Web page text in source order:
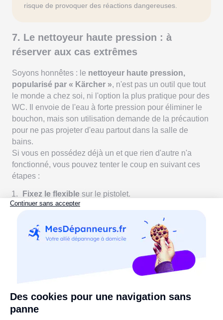
risque de provoquer des réactions dangereuses.
7. Le nettoyeur haute pression : à
réserver aux cas extrêmes
Soyons honnêtes : le nettoyeur haute pression,
popularisé par « Kärcher », n'est pas un outil que tout
le monde a chez soi, ni l'option la plus pratique pour des
WC. Il envoie de l'eau à forte pression pour éliminer le
bouchon, mais son utilisation demande de la précaution
pour ne pas projeter d'eau partout dans la salle de
bains.
Si vous en possédez déjà un et que rien d'autre n'a
fonctionné, vous pouvez tenter le coup en suivant ces
étapes :
Fixez le flexible sur le pistolet.
Introduisez le tuyau
Cela dit, dans la majorité des cas, mieux vaut
directement faire appel à un plombier qui dispose d'un